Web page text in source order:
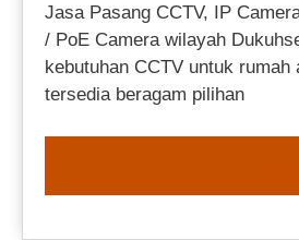
Jasa Pasang CCTV, IP
/ PoE Camera wilayah
kebutuhan CCTV untuk rumah
tersedia beragam pilihan